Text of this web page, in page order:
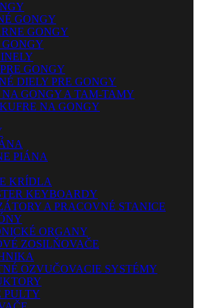
GONGY
GONGY
GONGY
GONGY
DIELY PRE GONGY
NA GONGY A TAM-TAMY
NA GONGY
PIÁNA
KRÍDLA
KEYBOARDY
A PRACOVNÉ STANICE
ORGANY
ZOSILŇOVAČE
OZVUČOVACIE SYSTÉMY
PULTY